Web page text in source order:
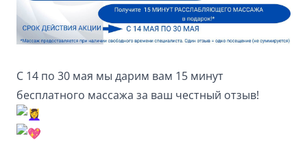
С 14 по 30 мая мы дарим вам 15 минут
бесплатного массажа за ваш честный отзыв!